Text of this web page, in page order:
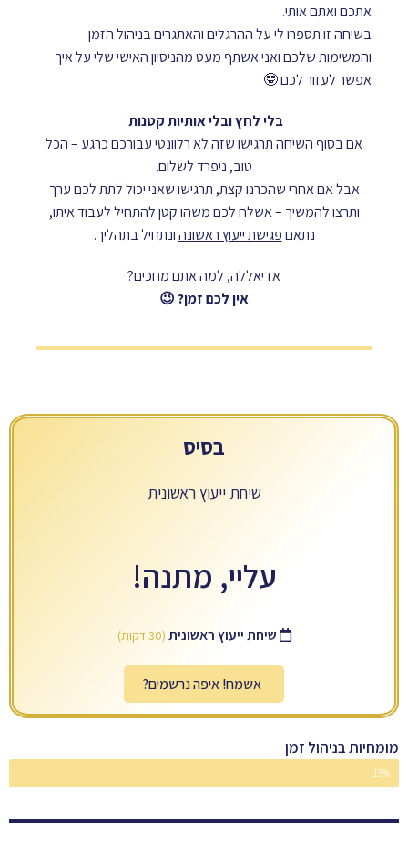
אתכם ואתם אותי.
בשיחה זו תספרו לי על ההרגלים והאתגרים בניהול הזמן
והמשימות שלכם ואני אשתף מעט מהניסיון האישי שלי על איך
אפשר לעזור לכם 🤓
בלי לחץ ובלי אותיות קטנות:
אם בסוף השיחה תרגישו שזה לא רלוונטי עבורכם כרגע – הכל
טוב, ניפרד לשלום.
אבל אם אחרי שהכרנו קצת, תרגישו שאני יכול לתת לכם ערך
ותרצו להמשיך – אשלח לכם משהו קטן להתחיל לעבוד איתו,
נתאםפגישת ייעוץ ראשונהונתחיל בתהליך.
אז יאללה, למה אתם מחכים?
אין לכם זמן? 😉
בסיס
שיחת ייעוץ ראשונית
עליי, מתנה!
שיחת ייעוץ ראשונית (30 דקות)
אשמח! איפה נרשמים?
מומחיות בניהול זמן
15%